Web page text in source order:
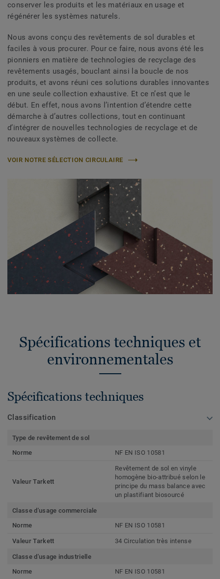
conserver les produits et les matériaux en usage et
régénérer les systèmes naturels.
Nous avons conçu des revêtements de sol durables et
faciles à vous procurer. Pour ce faire, nous avons été les
pionniers en matière de technologies de recyclage des
revêtements usagés, bouclant ainsi la boucle de nos
produits, et avons réuni ces solutions durables innovantes
en une seule collection exhaustive. Et ce n’est que le
début. En effet, nous avons l’intention d’étendre cette
démarche à d’autres collections, tout en continuant
d’intégrer de nouvelles technologies de recyclage et de
nouveaux systèmes de collecte.
VOIR NOTRE SÉLECTION CIRCULAIRE
Spécifications techniques et
environnementales
Spécifications techniques
Classification
Type de revêtement de sol
Norme
NF EN ISO 10581
Valeur Tarkett
Revêtement de sol en vinyle
homogène bio-attribué selon le
principe du mass balance avec
un plastifiant biosourcé
Classe d'usage commerciale
Norme
NF EN ISO 10581
Valeur Tarkett 34 Circulation très intense
Classe d'usage industrielle
Norme
NF EN ISO 10581